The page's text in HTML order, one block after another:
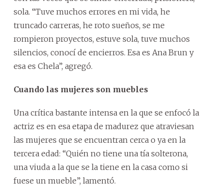
sola. “Tuve muchos errores en mi vida, he
truncado carreras, he roto sueños, se me
rompieron proyectos, estuve sola, tuve muchos
silencios, conocí de encierros. Esa es Ana Brun y
esa es Chela”, agregó.
Cuando las mujeres son muebles
Una crítica bastante intensa en la que se enfocó la
actriz es en esa etapa de madurez que atraviesan
las mujeres que se encuentran cerca o ya en la
tercera edad: “Quién no tiene una tía solterona,
una viuda a la que se la tiene en la casa como si
fuese un mueble”, lamentó.